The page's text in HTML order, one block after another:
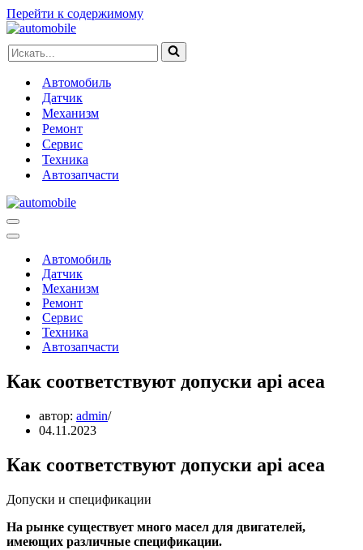
Перейти к содержимому
Искать...
Автомобиль
Датчик
Механизм
Ремонт
Сервис
Техника
Автозапчасти
Меню
навигации
Меню
навигацииАвтомобиль
Датчик
Механизм
Ремонт
Сервис
Техника
Автозапчасти
Как соответствуют допуски api acea
автор: admin
04.11.2023
Как соответствуют допуски api acea
Допуски и спецификации
На рынке существует много масел для двигателей,
имеющих различные спецификации.